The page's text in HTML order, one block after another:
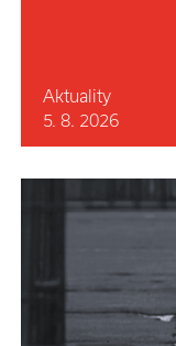
Aktuality
5. 8. 2026